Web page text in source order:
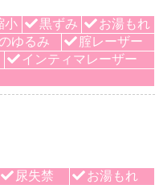
小 黒ずみ
お湯もれ
ゆるみ
腟レーザー
インティマレーザー
尿失禁
お湯もれ